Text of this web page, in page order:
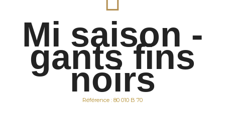
Mi saison -
gants fins
noirs
Référence : 80 010 B 70